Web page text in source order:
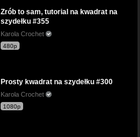
Zrób to sam, tutorial na kwadrat na
szydełku #355
Karola Crochet
480p
Prosty kwadrat na szydełku #300
Karola Crochet
1080p